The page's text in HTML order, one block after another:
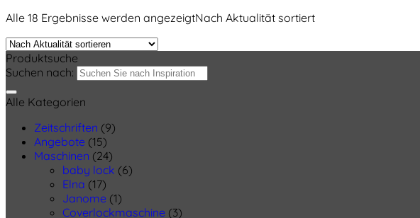
Alle 18 Ergebnisse werden angezeigtNach Aktualität sortiert
Produktsuche
Suchen nach:
Alle Kategorien
Zeitschriften (9)
Angebote (15)
Maschinen (24)
baby lock (6)
Elna (17)
Janome (1)
Coverlockmaschine (3)